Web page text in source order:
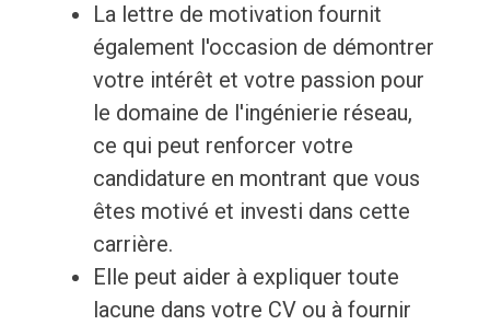
La lettre de motivation fournit
également l'occasion de démontrer
votre intérêt et votre passion pour
le domaine de l'ingénierie réseau,
ce qui peut renforcer votre
candidature en montrant que vous
êtes motivé et investi dans cette
carrière.
Elle peut aider à expliquer toute
lacune dans votre CV ou à fournir